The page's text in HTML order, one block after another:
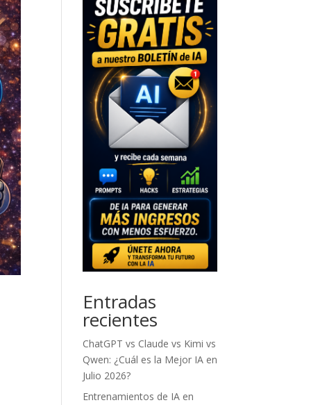
Entradas
recientes
ChatGPT vs Claude vs Kimi vs
Qwen: ¿Cuál es la Mejor IA en
Julio 2026?
Entrenamientos de IA en